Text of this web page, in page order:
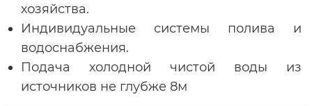
хозяйства.
Индивидуальные системы полива и
водоснабжения.
Подача холодной чистой воды из
источников не глубже 8м